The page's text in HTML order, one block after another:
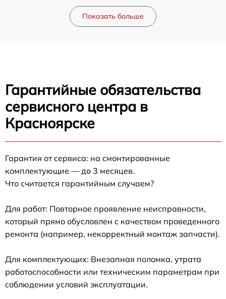
Показать больше
Гарантийные обязательства
сервисного центра в
Красноярске
Гарантия от сервиса: на смонтированные
комплектующие — до 3 месяцев.
Что считается гарантийным случаем?
Для работ: Повторное проявление неисправности,
который прямо обусловлен с качеством проведенного
ремонта (например, некорректный монтаж запчасти).
Для комплектующих: Внезапная поломка, утрата
работоспособности или техническим параметрам при
соблюдении условий эксплуатации.